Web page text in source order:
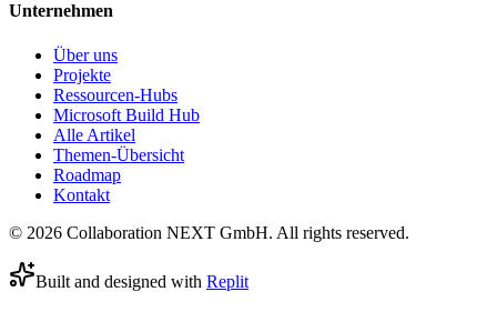
Unternehmen
Über uns
Projekte
Ressourcen-Hubs
Microsoft Build Hub
Alle Artikel
Themen-Übersicht
Roadmap
Kontakt
© 2026 Collaboration NEXT GmbH. All rights reserved.
Built and designed with Replit